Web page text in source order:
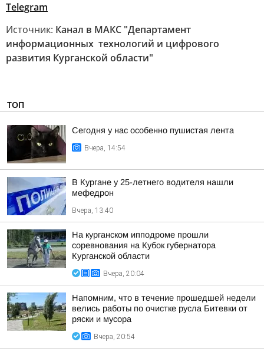
Telegram
Источник: Канал в МАКС "Департамент
информационных технологий и цифрового
развития Курганской области"
ТОП
Сегодня у нас особенно пушистая лента
Вчера, 14:54
В Кургане у 25-летнего водителя нашли
мефедрон
Вчера, 13:40
На курганском ипподроме прошли
соревнования на Кубок губернатора
Курганской области
Вчера, 20:04
Напомним, что в течение прошедшей недели
велись работы по очистке русла Битевки от
ряски и мусора
Вчера, 20:54